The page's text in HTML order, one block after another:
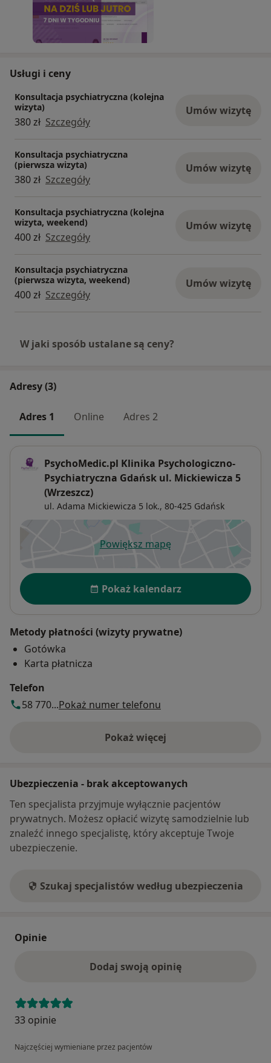
Usługi i ceny
Konsultacja psychiatryczna (kolejna
wizyta)
380 zł Szczegóły
Umów wizytę
Konsultacja psychiatryczna
(pierwsza wizyta)
380 zł Szczegóły
Umów wizytę
Konsultacja psychiatryczna (kolejna
wizyta, weekend)
400 zł Szczegóły
Umów wizytę
Konsultacja psychiatryczna
(pierwsza wizyta, weekend)
400 zł Szczegóły
Umów wizytę
W jaki sposób ustalane są ceny?
Adresy (3)
Adres 1 Online Adres 2
PsychoMedic.pl Klinika Psychologiczno-
Psychiatryczna Gdańsk ul. Mickiewicza 5
(Wrzeszcz)
ul. Adama Mickiewicza 5 lok., 80-425 Gdańsk
Powiększ mapęotwiera się w nowej karcie
Dostępność
Pokaż kalendarz
Metody płatności (wizyty prywatne)
Gotówka
Karta płatnicza
Telefon
58 770...Pokaż numer telefonu
Pokaż więcej
o adresie
Ubezpieczenia - brak akceptowanych
Ten specjalista przyjmuje wyłącznie pacjentów
prywatnych. Możesz opłacić wizytę samodzielnie lub
znaleźć innego specjalistę, który akceptuje Twoje
ubezpieczenie.
Szukaj specjalistów według ubezpieczenia
Opinie
Dodaj swoją opinię
33 opinie
Najczęściej wymieniane przez pacjentów